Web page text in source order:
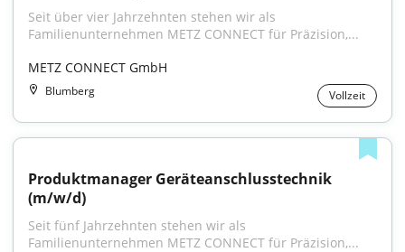
Seit über vier Jahrzehnten stehen wir als
Familienunternehmen METZ CONNECT für Präzision,...
METZ CONNECT GmbH
Blumberg Vollzeit
Produktmanager Geräteanschlusstechnik
(m/w/d)
Seit fünf Jahrzehnten stehen wir als
Familienunternehmen METZ CONNECT für Präzision,...